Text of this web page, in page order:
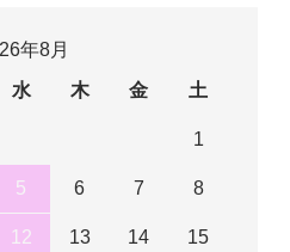
年8月
水 木 金 土
1
5 6 7 8
12 13 14 15